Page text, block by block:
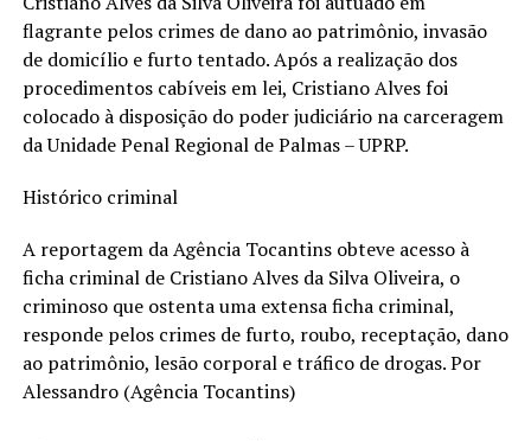
flagrante pelos crimes de dano ao patrimônio, invasão
de domicílio e furto tentado. Após a realização dos
procedimentos cabíveis em lei, Cristiano Alves foi
colocado à disposição do poder judiciário na carceragem
da Unidade Penal Regional de Palmas – UPRP.
Histórico criminal
A reportagem da Agência Tocantins obteve acesso à
ficha criminal de Cristiano Alves da Silva Oliveira, o
criminoso que ostenta uma extensa ficha criminal,
responde pelos crimes de furto, roubo, receptação, dano
ao patrimônio, lesão corporal e tráfico de drogas. Por
Alessandro (Agência Tocantins)